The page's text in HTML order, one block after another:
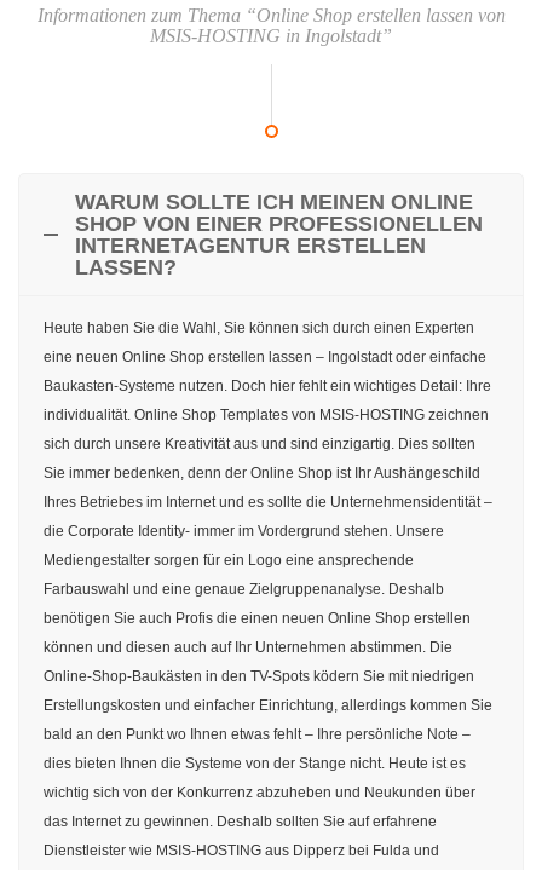
Informationen zum Thema “Online Shop erstellen lassen von
MSIS-HOSTING in Ingolstadt”
WARUM SOLLTE ICH MEINEN ONLINE
SHOP VON EINER PROFESSIONELLEN
INTERNETAGENTUR ERSTELLEN
LASSEN?
Heute haben Sie die Wahl, Sie können sich durch einen Experten
eine neuen Online Shop erstellen lassen – Ingolstadt oder einfache
Baukasten-Systeme nutzen. Doch hier fehlt ein wichtiges Detail: Ihre
individualität. Online Shop Templates von MSIS-HOSTING zeichnen
sich durch unsere Kreativität aus und sind einzigartig. Dies sollten
Sie immer bedenken, denn der Online Shop ist Ihr Aushängeschild
Ihres Betriebes im Internet und es sollte die Unternehmensidentität –
die Corporate Identity- immer im Vordergrund stehen. Unsere
Mediengestalter sorgen für ein Logo eine ansprechende
Farbauswahl und eine genaue Zielgruppenanalyse. Deshalb
benötigen Sie auch Profis die einen neuen Online Shop erstellen
können und diesen auch auf Ihr Unternehmen abstimmen. Die
Online-Shop-Baukästen in den TV-Spots ködern Sie mit niedrigen
Erstellungskosten und einfacher Einrichtung, allerdings kommen Sie
bald an den Punkt wo Ihnen etwas fehlt – Ihre persönliche Note –
dies bieten Ihnen die Systeme von der Stange nicht. Heute ist es
wichtig sich von der Konkurrenz abzuheben und Neukunden über
das Internet zu gewinnen. Deshalb sollten Sie auf erfahrene
Dienstleister wie MSIS-HOSTING aus Dipperz bei Fulda und